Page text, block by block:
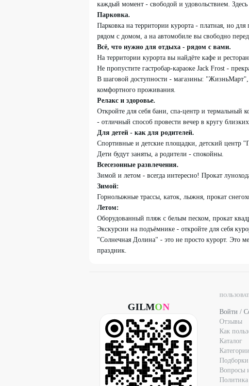
Горнолыжный центр Солнечная долина
каждый момент - свободой и удовольствием.
Парковка.
Парковка на территории курорта - платная, но
рядом с домом, а на автомобиле вы свободно
Всё, что нужно для отдыха - рядом с вами.
На территории курорта вы найдёте кафе и
Не пропустите гастробар-караоке Jack Frost -
В шаговой доступности - магазины: "ЖизньМарт",
комфортного проживания.
Релакс и здоровье.
Откройте для себя бани, спа-центр и термальный
- отличный способ провести вечер в кругу
Для детей - как для родителей.
Спортивные и детские площадки, детский центр
Дети будут заняты, а родители - спокойны.
Всесезонные развлечения.
Зимой и летом - всегда интересно! Прокат
Зимой:
Горнолыжные трассы, каток, лыжня, прокат
Летом:
Оборудованный пляж с белым песком, прокат
Экскурсии на подъёмнике - откройте для себя
"Солнечная Долина" - это не просто курорт. Это
праздник.
GILMON
Войти /
Отзывы
Как
Каталог
Категории
Подборки
Вопросы